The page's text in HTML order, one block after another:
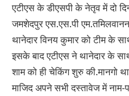
एटीएस के डीएसपी के नेतृव में दो
जमशेदपुर एस.एस.पी
थानेदार विनय कुमार को टीम के
इसके बाद एटीएस ने थानेदार के
शाम को ही चेकिंग शुरु की.मानगो
माजिद अपने सभी दस्तावेज में